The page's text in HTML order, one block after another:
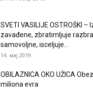
SVETI VASILIJE OSTROŠKI –
zavađene, zbratimljuje
samovoljne, isceljuje...
14. мај 2019.
OBILAZNICA OKO UŽICA
miliona evra